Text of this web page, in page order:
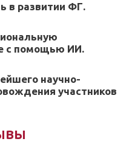
в развитии ФГ.
с помощью ИИ.
научно-
участников